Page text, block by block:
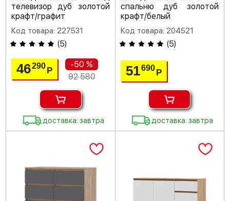
телевизор дуб золотой
крафт/графит
Код товара: 227531
(5)
46290Р
-50 %
92 580
доставка: завтра
спальню дуб золотой
крафт/белый
Код товара: 204521
(5)
51690 Р
доставка: завтра